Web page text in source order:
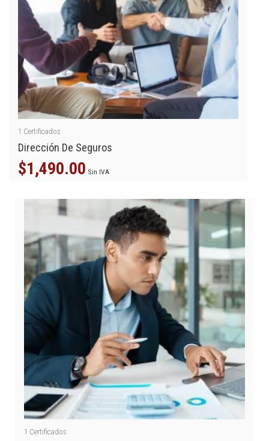
1 Certificados
Dirección De Seguros
$1,490.00 Sin IVA
1 Certificados